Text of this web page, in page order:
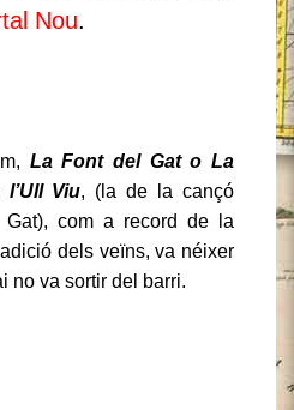
Nou.
La Font del Gat o La
Viu, (la de la cançó
com a record de la
dels veïns, va néixer
no va sortir del barri.